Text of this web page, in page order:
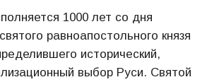
1000 лет со дня
равноапостольного князя
исторический,
выбор Руси. Святой